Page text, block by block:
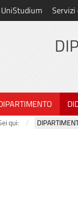
UniStudium
qui: